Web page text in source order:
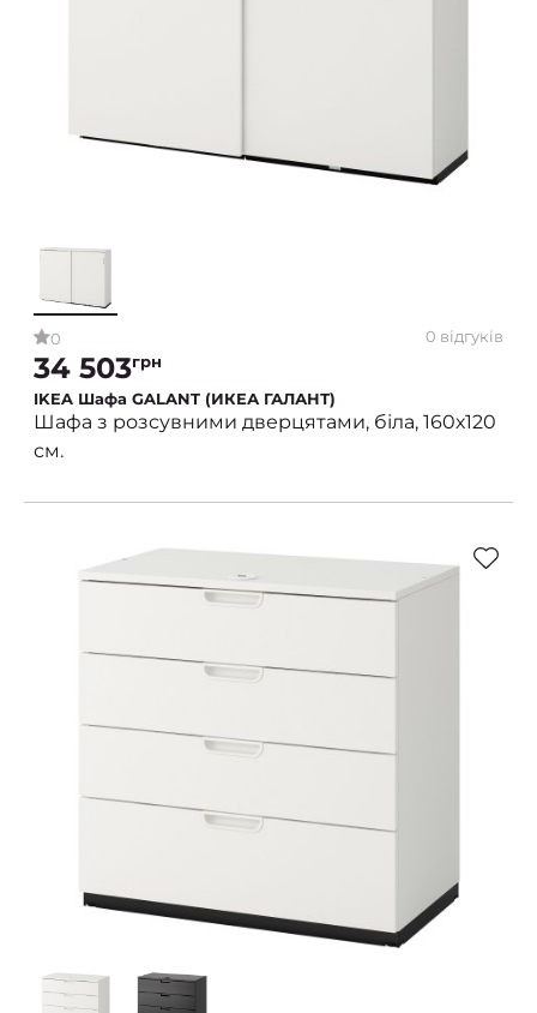
0 0 відгуків
34 503грн
IKEA Шафа GALANT (ИКЕА ГАЛАНТ)
Шафа з розсувними дверцятами, біла, 160х120
см.